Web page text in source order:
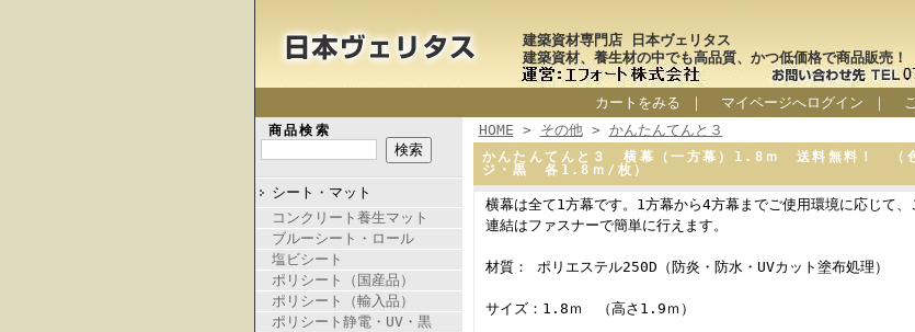
建築資材専門店 日本ヴェリタス
建築資材、養生材の中でも高品質、かつ低価格で商品販売！
カートをみる ｜ マイページへログイン ｜
商品検索
シート・マット
コンクリート養生マット
ブルーシート・ロール
塩ビシート
ポリシート（国産品）
ポリシート（輸入品）
ポリシート静電・UV・黒
HOME > その他> かんたんてんと３
かんたんてんと３ 横幕（一方幕）1.8ｍ 送料無料！ （色
ジ・黒 各1.8ｍ/枚）
横幕は全て1方幕です。1方幕から4方幕までご使用環境に応じて、
連結はファスナーで簡単に行えます。
材質： ポリエステル250D（防炎・防水・UVカット塗布処理）
サイズ：1.8ｍ （高さ1.9ｍ）